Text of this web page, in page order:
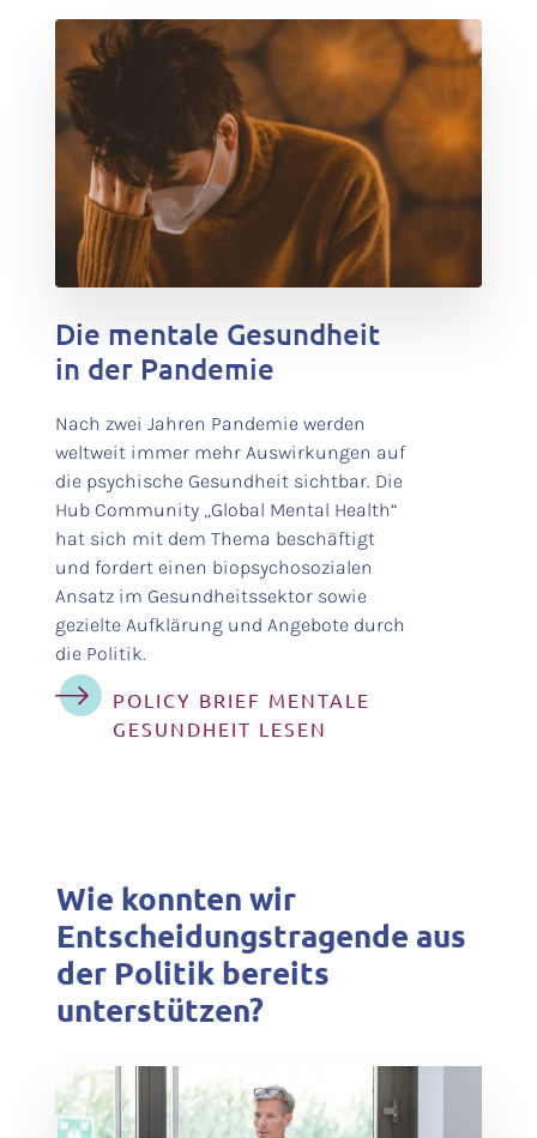
test
Die mentale Gesundheit
in der Pandemie
Nach zwei Jahren Pandemie werden
weltweit immer mehr Auswirkungen auf
die psychische Gesundheit sichtbar. Die
Hub Community „Global Mental Health“
hat sich mit dem Thema beschäftigt
und fordert einen biopsychosozialen
Ansatz im Gesundheitssektor sowie
gezielte Aufklärung und Angebote durch
die Politik.
POLICY BRIEF MENTALE
GESUNDHEIT LESEN
Wie konnten wir
Entscheidungstragende aus
der Politik bereits
unterstützen?